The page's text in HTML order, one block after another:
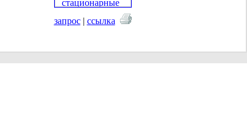
запрос| ссылка